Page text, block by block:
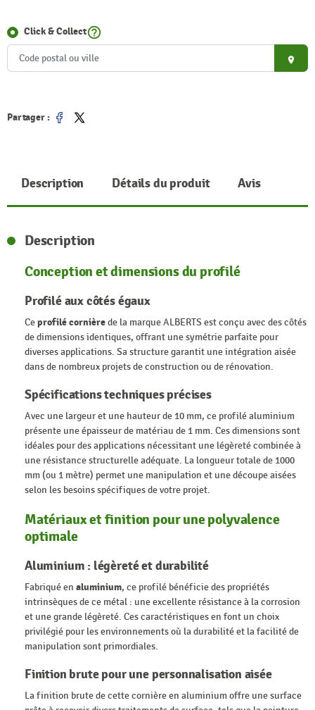
Click & Collecthelp_outline
place
Partager :
Partager
Tweet
Description Détails du produit Avis
Description
Conception et dimensions du profilé
Profilé aux côtés égaux
Ceprofilé cornièrede la marque ALBERTS est conçu avec des côtés
de dimensions identiques, offrant une symétrie parfaite pour
diverses applications. Sa structure garantit une intégration aisée
dans de nombreux projets de construction ou de rénovation.
Spécifications techniques précises
Avec une largeur et une hauteur de 10 mm, ce profilé aluminium
présente une épaisseur de matériau de 1 mm. Ces dimensions sont
idéales pour des applications nécessitant une légèreté combinée à
une résistance structurelle adéquate. La longueur totale de 1000
mm (ou 1 mètre) permet une manipulation et une découpe aisées
selon les besoins spécifiques de votre projet.
Matériaux et finition pour une polyvalence
optimale
Aluminium : légèreté et durabilité
Fabriqué en aluminium, ce profilé bénéficie des propriétés
intrinsèques de ce métal : une excellente résistance à la corrosion
et une grande légèreté. Ces caractéristiques en font un choix
privilégié pour les environnements où la durabilité et la facilité de
manipulation sont primordiales.
Finition brute pour une personnalisation aisée
La finition brute de cette cornière en aluminium offre une surface